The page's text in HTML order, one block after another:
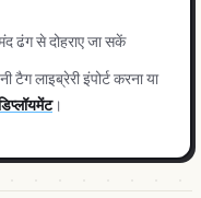
ढंग से दोहराए जा सकें
टैग लाइब्रेरी इंपोर्ट करना या
।